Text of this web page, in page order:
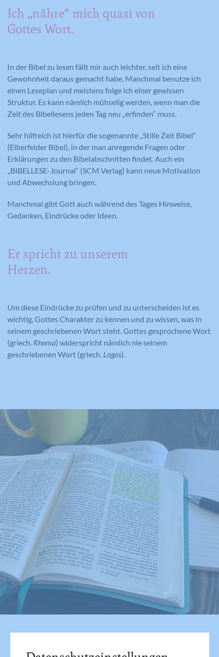
Ich „nähre“ mich quasi von
Gottes Wort.
In der Bibel zu lesen fällt mir auch leichter, seit ich eine
Gewohnheit daraus gemacht habe. Manchmal benutze ich
einen Leseplan und meistens folge ich einer gewissen
Struktur. Es kann nämlich mühselig werden, wenn man die
Zeit des Bibellesens jeden Tag neu „erfinden“ muss.
Sehr hilfreich ist hierfür die sogenannte „Stille Zeit Bibel“
(Elberfelder Bibel), in der man anregende Fragen oder
Erklärungen zu den Bibelabschnitten findet. Auch ein
„BIBELLESE-Journal“ (SCM Verlag) kann neue Motivation
und Abwechslung bringen.
Manchmal gibt Gott auch während des Tages Hinweise,
Gedanken, Eindrücke oder Ideen.
Er spricht zu unserem
Herzen.
Um diese Eindrücke zu prüfen und zu unterscheiden ist es
wichtig, Gottes Charakter zu kennen und zu wissen, was in
seinem geschriebenen Wort steht. Gottes gesprochene Wort
(griech. Rhema) widerspricht nämlich nie seinem
geschriebenen Wort (griech. Logos).